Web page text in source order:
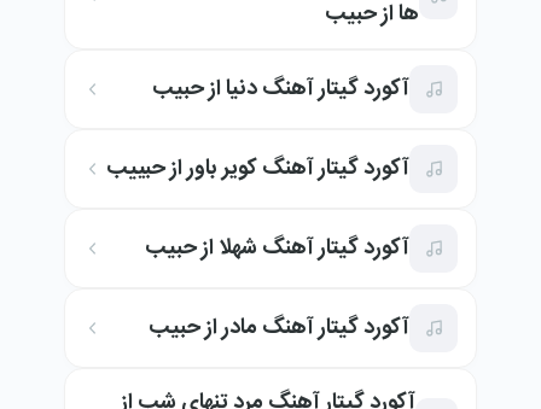
ها از حبیب
آکورد گیتار آهنگ دنیا از حبیب
آکورد گیتار آهنگ کویر باور از حبییب
آکورد گیتار آهنگ شهلا از حبیب
آکورد گیتار آهنگ مادر از حبیب